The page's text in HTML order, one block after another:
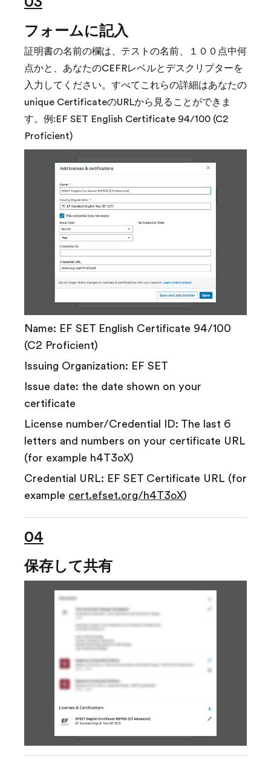
フォームに記入
証明書の名前の欄は、テストの名前、１００点中何
点かと、あなたのCEFRレベルとデスクリプターを
入力してください。すべてこれらの詳細はあなたの
unique CertificateのURLから見ることができま
す。例:EF SET English Certificate 94/100 (C2
Proficient)
Name: EF SET English Certificate 94/100
(C2 Proficient)
Issuing Organization: EF SET
Issue date: the date shown on your
certificate
License number/Credential ID: The last 6
letters and numbers on your certificate URL
(for example h4T3oX)
Credential URL: EF SET Certificate URL (for
example cert.efset.org/h4T3oX)
04
保存して共有